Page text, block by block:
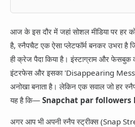
BSNL
App Information
Betting Apps
Bhakti
Trending
Entertainment
WhatsApp
Instagram
Facebook
Twitter
आज के इस दौर में जहां सोशल मीडिया पर हर
है, स्नैपचैट एक ऐसा प्लेटफॉर्म बनकर उभरा
ही क्रेज पैदा किया है। इंस्टाग्राम और फेसबुक
इंटरफेस और इसका 'Disappearing
अनोखा बनाता है। लेकिन एक सवाल जो हर
यह है कि— Snapchat par followers
अगर आप भी अपनी स्नैप स्ट्रीक्स (Snap